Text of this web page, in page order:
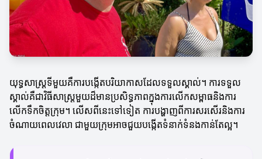
យុទ្ធសាស្រ្តទីមួយគឺការបង្កើតបរិយាកាសដែលទទួលស្គាល់។ ការទទួល
ស្គាល់គឺជាវិធីសាស្រ្តមួយដ៏មានប្រសិទ្ធភាពក្នុងការលើកសម្ពាធនិងការ
លើកទឹកចិត្តក្រុម។ លើសពីនេះទៅទៀត ការបង្ហាញពីការសរសើរនិងការ
ចំណាយពេលវេលា ជាមួយក្រុមអាចជួយបង្កើតទំនាក់ទំនងកាន់តែល្អ។